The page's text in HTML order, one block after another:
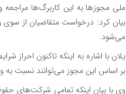
ملی مجوزها به این کاربرگ‌ها
بیان کرد: درخواست متقاضیان از سوی
می‌شود.
بر اساس این مجوز می‌توانند نسبت به
وی با بیان اینکه تمامی شرکت‌های